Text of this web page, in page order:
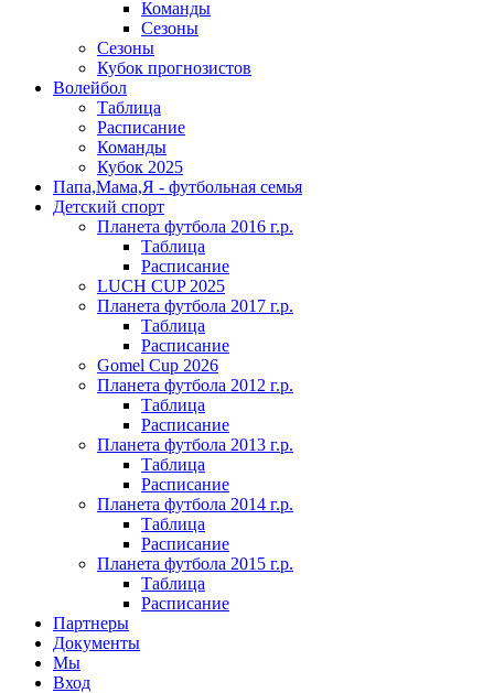
Команды
Сезоны
Сезоны
Кубок прогнозистов
Волейбол
Таблица
Расписание
Команды
Кубок 2025
Папа,Мама,Я - футбольная семья
Детский спорт
Планета футбола 2016 г.р.
Таблица
Расписание
LUCH CUP 2025
Планета футбола 2017 г.р.
Таблица
Расписание
Gomel Cup 2026
Планета футбола 2012 г.р.
Таблица
Расписание
Планета футбола 2013 г.р.
Таблица
Расписание
Планета футбола 2014 г.р.
Таблица
Расписание
Планета футбола 2015 г.р.
Таблица
Расписание
Партнеры
Документы
Мы
Вход